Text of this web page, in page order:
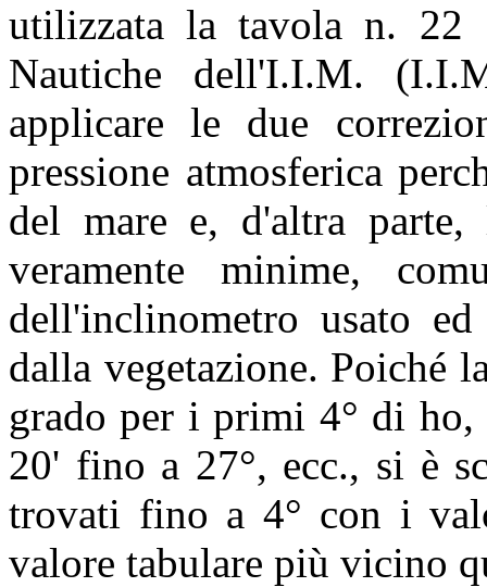
utilizzata la tavola n. 22
Nautiche dell'I.I.M.
applicare le due
pressione atmosferica
del mare e, d'altra
veramente minime,
dell'inclinometro usato
dalla vegetazione. Poiché
grado per i primi 4° di
20' fino a 27°, ecc., si è
trovati fino a 4° con i
valore tabulare più vicino